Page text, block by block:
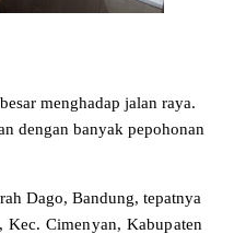
menghadap jalan raya.
dengan banyak pepohonan
Dago, Bandung, tepatnya
Cimenyan, Kabupaten